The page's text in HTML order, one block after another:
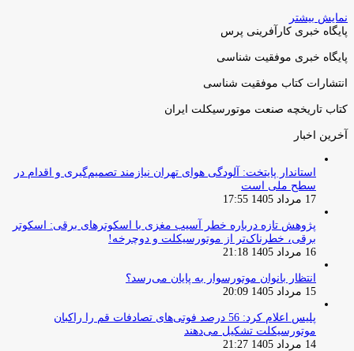
نمایش بیشتر
پایگاه خبری کارآفرینی پرس
پایگاه خبری موفقیت شناسی
انتشارات کتاب موفقیت شناسی
کتاب تاریخچه صنعت موتورسیکلت ایران
آخرین اخبار
استاندار پایتخت: آلودگی هوای تهران نیازمند تصمیم‌گیری و اقدام در
سطح ملی است
17 مرداد 1405 17:55
پژوهش تازه درباره خطر آسیب مغزی با اسکوترهای برقی: اسکوتر
برقی، خطرناک‌تر از موتورسیکلت و دوچرخه!
16 مرداد 1405 21:18
انتظار بانوان موتورسوار به پایان می‌رسد؟
15 مرداد 1405 20:09
پلیس اعلام کرد: 56 درصد فوتی‌های تصادفات قم را راکبان
موتورسیکلت تشکیل می‌دهند
14 مرداد 1405 21:27